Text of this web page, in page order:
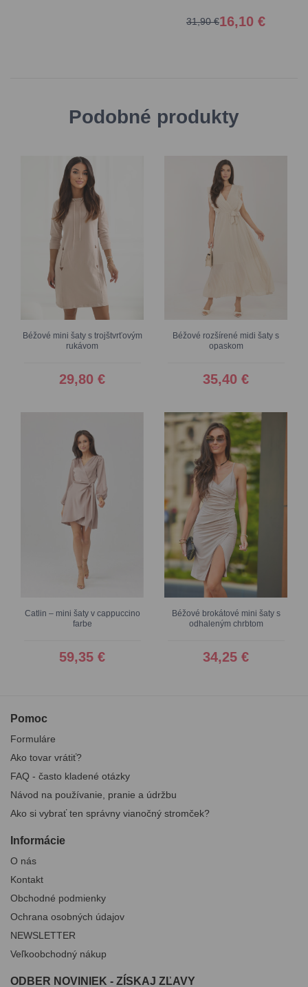
16,10 €
31,90 €
Podobné produkty
Béžové mini šaty s trojštvrťovým
rukávom
29,80 €
Béžové rozšírené midi šaty s
opaskom
35,40 €
Catlin – mini šaty v cappuccino
farbe
59,35 €
Béžové brokátové mini šaty s
odhaleným chrbtom
34,25 €
Pomoc
Formuláre
Ako tovar vrátiť?
FAQ - často kladené otázky
Návod na používanie, pranie a údržbu
Ako si vybrať ten správny vianočný stromček?
Informácie
O nás
Kontakt
Obchodné podmienky
Ochrana osobných údajov
NEWSLETTER
Veľkoobchodný nákup
ODBER NOVINIEK - ZÍSKAJ ZĽAVY